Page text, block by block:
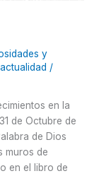
y
/
en la
de Octubre de
de Dios
muros de
en el libro de